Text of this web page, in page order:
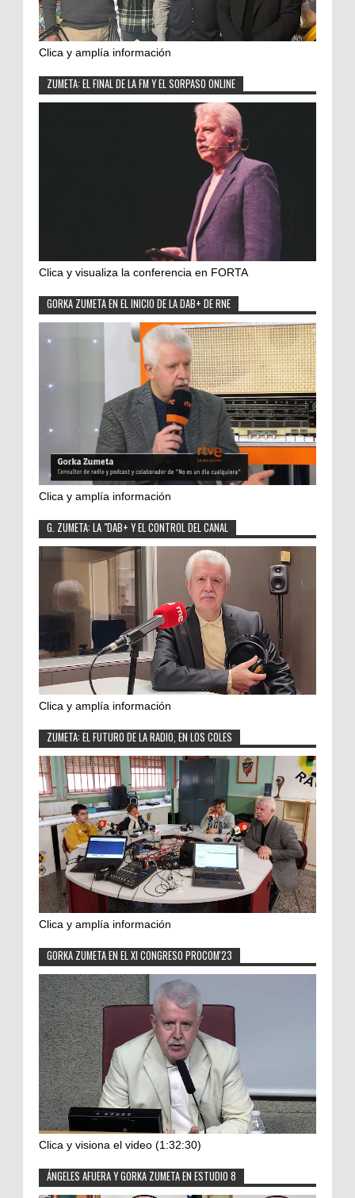
Clica y amplía información
ZUMETA: EL FINAL DE LA FM Y EL SORPASO ONLINE
Clica y visualiza la conferencia en FORTA
GORKA ZUMETA EN EL INICIO DE LA DAB+ DE RNE
Clica y amplía información
G. ZUMETA: LA "DAB+ Y EL CONTROL DEL CANAL
Clica y amplía información
ZUMETA: EL FUTURO DE LA RADIO, EN LOS COLES
Clica y amplía información
GORKA ZUMETA EN EL XI CONGRESO PROCOM'23
Clica y visiona el video (1:32:30)
ÁNGELES AFUERA Y GORKA ZUMETA EN ESTUDIO 8